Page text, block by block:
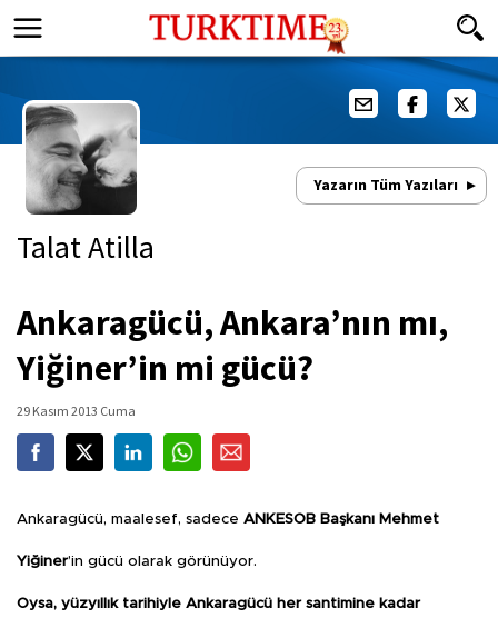
Yazarın Tüm Yazıları
Talat Atilla
Ankaragücü, Ankara’nın mı,
Yiğiner’in mi gücü?
29 Kasım 2013 Cuma
Ankaragücü, maalesef, sadece ANKESOB Başkanı Mehmet
Yiğiner’in gücü olarak görünüyor.
Oysa, yüzyıllık tarihiyle Ankaragücü her santimine kadar